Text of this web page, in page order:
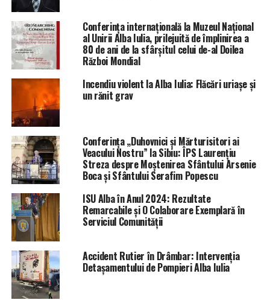
Conferința internațională la Muzeul Național
al Unirii Alba Iulia, prilejuită de împlinirea a
80 de ani de la sfârșitul celui de-al Doilea
Război Mondial
Incendiu violent la Alba Iulia: Flăcări uriașe și
un rănit grav
Conferința „Duhovnici și Mărturisitori ai
Veacului Nostru” la Sibiu: ÎPS Laurențiu
Streza despre Moștenirea Sfântului Arsenie
Boca și Sfântului Serafim Popescu
ISU Alba în Anul 2024: Rezultate
Remarcabile și O Colaborare Exemplară în
Serviciul Comunității
Accident Rutier în Drâmbar: Intervenția
Detașamentului de Pompieri Alba Iulia